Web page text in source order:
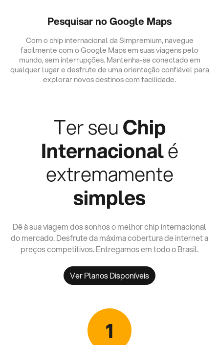
Pesquisar no Google Maps
Com o chip internacional da Simpremium, navegue
facilmente com o Google Maps em suas viagens pelo
mundo, sem interrupções. Mantenha-se conectado em
qualquer lugar e desfrute de uma orientação confiável para
explorar novos destinos com facilidade.
Ter seuChip
Internacionalé
extremamente
simples
Dê à sua viagem dos sonhos o melhor chip internacional
do mercado. Desfrute da máxima cobertura de internet a
preços competitivos. Entregamos em todo o Brasil.
Ver Planos Disponíveis
1